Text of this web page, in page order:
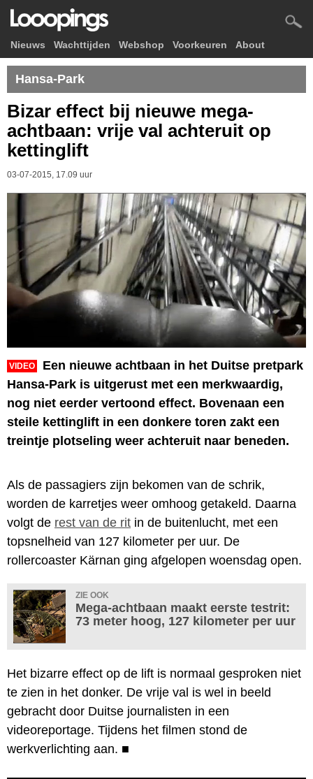
Nieuws Wachttijden Webshop Voorkeuren About
Hansa-Park
Bizar effect bij nieuwe mega-
achtbaan: vrije val achteruit op
kettinglift
03-07-2015, 17.09 uur
VIDEO
Een nieuwe achtbaan in het Duitse pretpark
Hansa-Park is uitgerust met een merkwaardig,
nog niet eerder vertoond effect. Bovenaan een
steile kettinglift in een donkere toren zakt een
treintje plotseling weer achteruit naar beneden.
Als de passagiers zijn bekomen van de schrik,
worden de karretjes weer omhoog getakeld. Daarna
volgt de rest van de rit in de buitenlucht, met een
topsnelheid van 127 kilometer per uur. De
rollercoaster Kärnan ging afgelopen woensdag open.
ZIE OOK
Mega-achtbaan maakt eerste testrit:
73 meter hoog, 127 kilometer per uur
Het bizarre effect op de lift is normaal gesproken niet
te zien in het donker. De vrije val is wel in beeld
gebracht door Duitse journalisten in een
videoreportage. Tijdens het filmen stond de
werkverlichting aan. ■